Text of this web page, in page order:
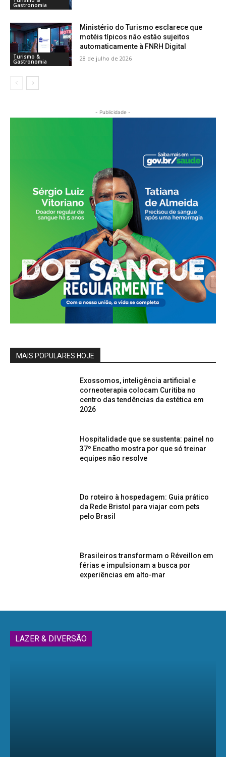
Gastronomia
Turismo &
Gastronomia
Ministério do Turismo esclarece que
motéis típicos não estão sujeitos
automaticamente à FNRH Digital
28 de julho de 2026
- Publicidade -
MAIS POPULARES HOJE
Exossomos, inteligência artificial e
corneoterapia colocam Curitiba no
centro das tendências da estética em
2026
Hospitalidade que se sustenta: painel no
37º Encatho mostra por que só treinar
equipes não resolve
Do roteiro à hospedagem: Guia prático
da Rede Bristol para viajar com pets
pelo Brasil
Brasileiros transformam o Réveillon em
férias e impulsionam a busca por
experiências em alto-mar
LAZER & DIVERSÃO